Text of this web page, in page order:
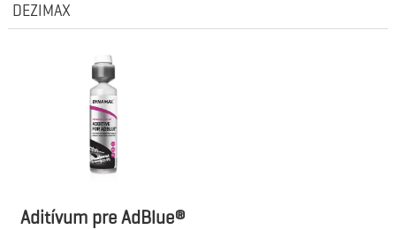
Aditívum pre AdBlue®
DEZIMAX